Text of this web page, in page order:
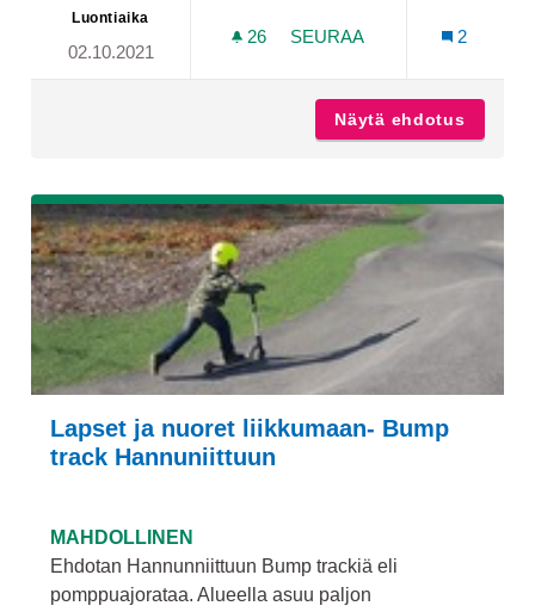
Luontiaika
02.10.2021
26 26 SEURAAJAA
SEURAA
2
Näytä ehdotus
Lapset ja nuoret liikkumaan- Bump
track Hannuniittuun
MAHDOLLINEN
Ehdotan Hannunniittuun Bump trackiä eli
pomppuajorataa. Alueella asuu paljon